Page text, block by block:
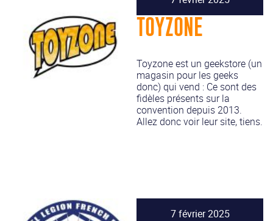
TOYZONE
Toyzone est un geekstore (un
magasin pour les geeks
donc) qui vend : Ce sont des
fidèles présents sur la
convention depuis 2013.
Allez donc voir leur site, tiens.
7 février 2025